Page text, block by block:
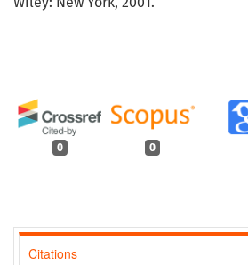
0 0
Citations